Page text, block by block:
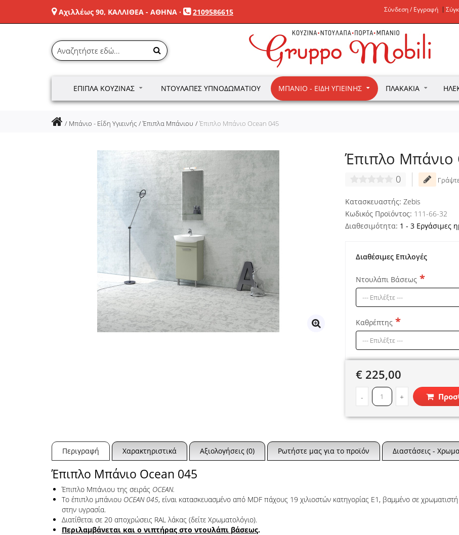
Αχιλλέως 90, ΚΑΛΛΙΘΕΑ - ΑΘΗΝΑ · 2109586615 Σύνδεση / Εγγραφή
ΈΠΙΠΛΑ ΚΟΥΖΊΝΑΣ ΝΤΟΥΛΆΠΕΣ ΥΠΝΟΔΩΜΑΤΊΟΥ ΜΠΆΝΙΟ - ΕΊΔΗ ΥΓΙΕΙΝΉΣ ΠΛΑΚΆΚΙΑ
Μπάνιο - Είδη Υγιεινής Έπιπλα Μπάνιου Έπιπλο Μπάνιο Ocean 045
Έπιπλο Μπάνιο
0
Κατασκευαστής: Zebis
Κωδικός Προϊόντος: 111-66-32
Διαθεσιμότητα: 1 - 3 Εργάσιμες
Διαθέσιμες Επιλογές
Ντουλάπι Βάσεως
Καθρέπτης
€ 225,00
- +
Περιγραφή Χαρακτηριστικά Αξιολογήσεις (0) Ρωτήστε μας για το προϊόν Διαστάσεις -
Έπιπλο Μπάνιο Ocean 045
Έπιπλο Μπάνιου της σειράς OCEAN.
Το έπιπλο μπάνιου OCEAN 045, είναι κατασκευασμένο από MDF πάχους 19 χιλιοστών κατηγορίας Ε1, βαμμένο σε
στην υγρασία.
Διατίθεται σε 20 αποχρώσεις RAL λάκας (δείτε Χρωματολόγιο).
Περιλαμβάνεται και ο νιπτήρας στο ντουλάπι βάσεως.